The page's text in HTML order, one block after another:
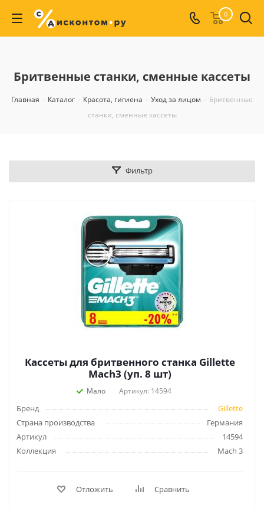
0
Бритвенные станки, сменные кассеты
Главная - Каталог - Красота, гигиена - Уход за лицом - Бритвенные
станки, сменные кассеты
Фильтр
Кассеты для бритвенного станка Gillette
Mach3 (уп. 8 шт)
Мало Артикул: 14594
Бренд
Gillette
Страна производства
Германия
Артикул
14594
Коллекция
Mach 3
Отложить Сравнить